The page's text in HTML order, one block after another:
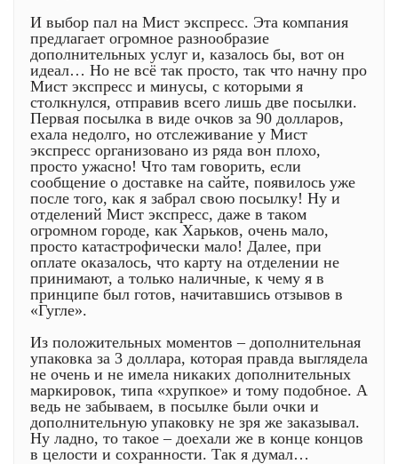
И выбор пал на Мист экспресс. Эта компания
предлагает огромное разнообразие
дополнительных услуг и, казалось бы, вот он
идеал… Но не всё так просто, так что начну про
Мист экспресс и минусы, с которыми я
столкнулся, отправив всего лишь две посылки.
Первая посылка в виде очков за 90 долларов,
ехала недолго, но отслеживание у Мист
экспресс организовано из ряда вон плохо,
просто ужасно! Что там говорить, если
сообщение о доставке на сайте, появилось уже
после того, как я забрал свою посылку! Ну и
отделений Мист экспресс, даже в таком
огромном городе, как Харьков, очень мало,
просто катастрофически мало! Далее, при
оплате оказалось, что карту на отделении не
принимают, а только наличные, к чему я в
принципе был готов, начитавшись отзывов в
«Гугле».
Из положительных моментов – дополнительная
упаковка за 3 доллара, которая правда выглядела
не очень и не имела никаких дополнительных
маркировок, типа «хрупкое» и тому подобное. А
ведь не забываем, в посылке были очки и
дополнительную упаковку не зря же заказывал.
Ну ладно, то такое – доехали же в конце концов
в целости и сохранности. Так я думал…